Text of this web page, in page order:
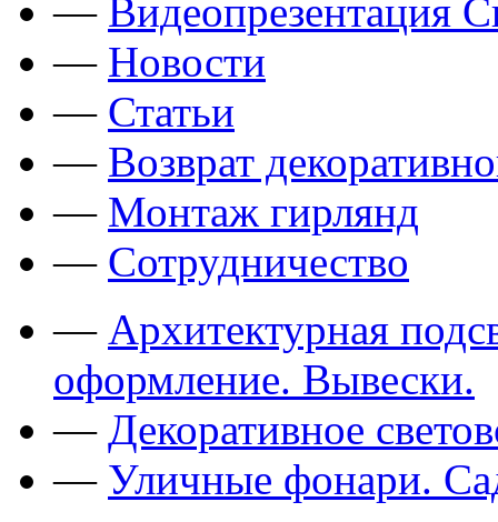
— Видеопрезентация
— Новости
— Статьи
— Возврат
— Монтаж гирлянд
— Сотрудничество
— Архитектурная
оформление. Вывески.
— Декоративное
— Уличные фонари.